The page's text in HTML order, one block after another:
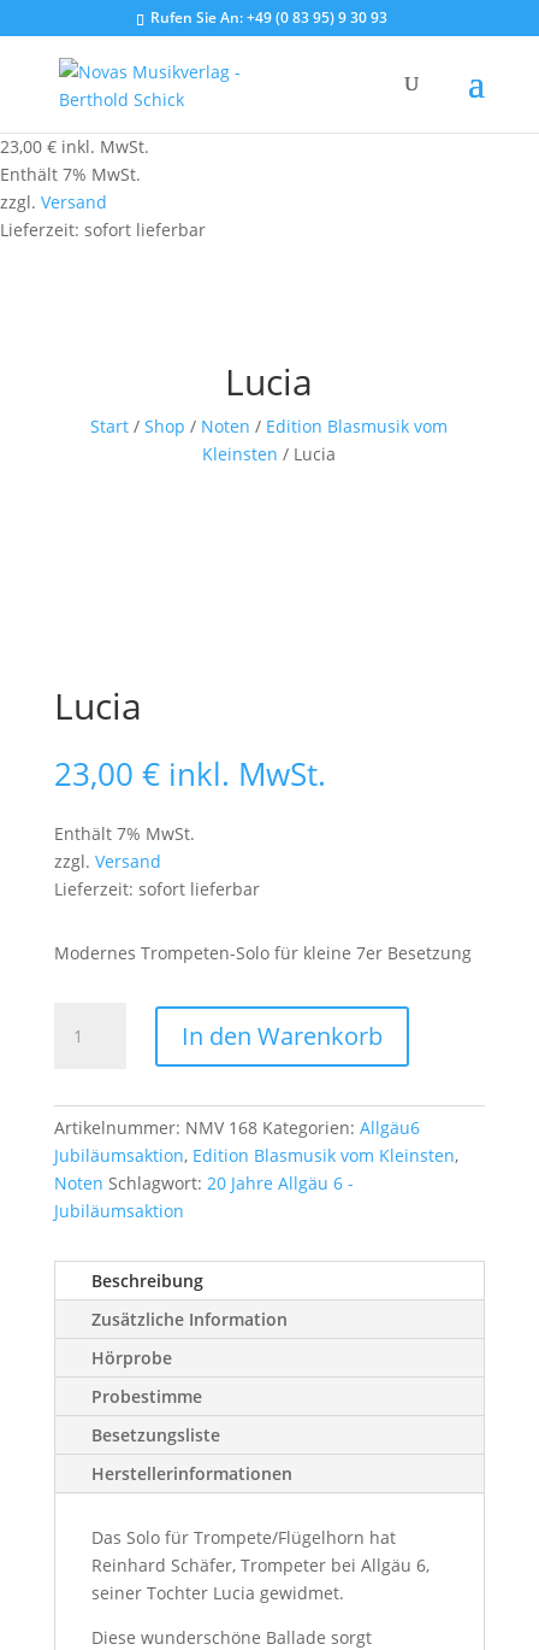
Rufen Sie An:+49 (0 83 95) 9 30 93
23,00 € inkl. MwSt.
Enthält 7% MwSt.
zzgl. Versand
Lieferzeit: sofort lieferbar
Lucia
Start /Shop / Noten / Edition Blasmusik vom
Kleinsten / Lucia
Lucia
23,00 € inkl. MwSt.
Enthält 7% MwSt.
zzgl. Versand
Lieferzeit: sofort lieferbar
Modernes Trompeten-Solo für kleine 7er Besetzung
Menge
In den Warenkorb
Artikelnummer: NMV 168 Kategorien: Allgäu6
Jubiläumsaktion, Edition Blasmusik vom Kleinsten,
Noten Schlagwort: 20 Jahre Allgäu 6 -
Jubiläumsaktion
Beschreibung
Zusätzliche Information
Hörprobe
Probestimme
Besetzungsliste
Herstellerinformationen
Das Solo für Trompete/Flügelhorn hat
Reinhard Schäfer, Trompeter bei Allgäu 6,
seiner Tochter Lucia gewidmet.
Diese wunderschöne Ballade sorgt